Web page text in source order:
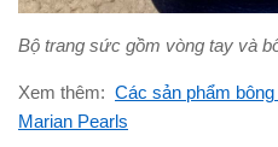
Bộ trang sức gồm vòng tay và
Xem thêm: Các sản phẩm
Marian Pearls